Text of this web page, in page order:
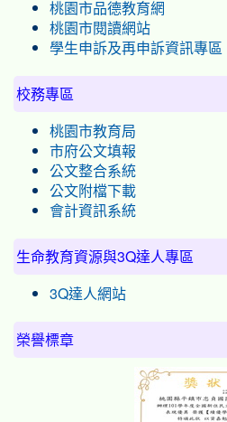
桃園市品德教育網
桃園市閱讀網站
學生申訴及再申訴資訊專區
校務專區
桃園市教育局
市府公文填報
公文整合系統
公文附檔下載
會計資訊系統
生命教育資源與3Q達人專區
3Q達人網站
榮譽標章